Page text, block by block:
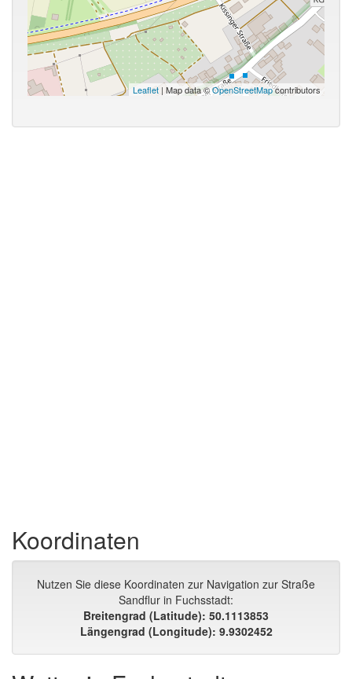
Leaflet | Map data ©OpenStreetMapcontributors
Koordinaten
Nutzen Sie diese Koordinaten zur Navigation zur Straße
Sandflur in Fuchsstadt:
Breitengrad (Latitude): 50.1113853
Längengrad (Longitude): 9.9302452